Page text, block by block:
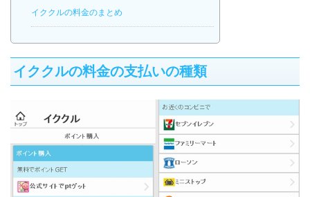
イククルの料金のまとめ
イククルの料金の支払いの種類